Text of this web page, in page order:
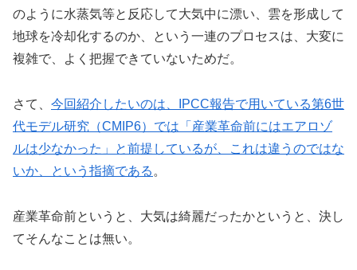
のように水蒸気等と反応して大気中に漂い、雲を形成して
地球を冷却化するのか、という一連のプロセスは、大変に
複雑で、よく把握できていないためだ。
さて、 今回紹介したいのは、IPCC報告で用いている第6世
代モデル研究（CMIP6）では「産業革命前にはエアロゾ
ルは少なかった」と前提しているが、これは違うのではな
いか、という指摘である 。
産業革命前というと、大気は綺麗だったかというと、決し
てそんなことは無い。